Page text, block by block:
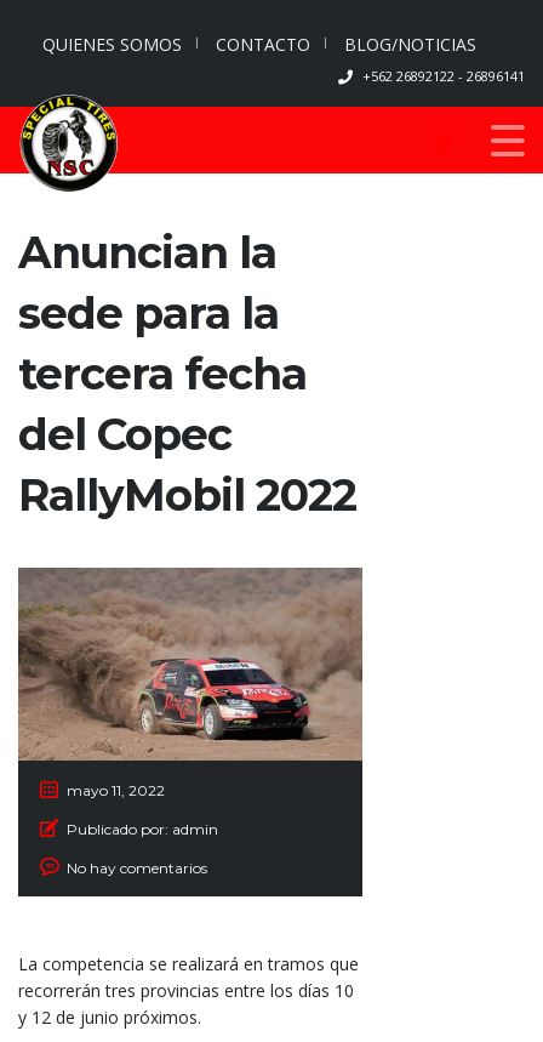
QUIENES SOMOS CONTACTO BLOG/NOTICIAS
+562 26892122 - 26896141
Anuncian la
sede para la
tercera fecha
del Copec
RallyMobil 2022
mayo 11, 2022
Publicado por: admin
No hay comentarios
La competencia se realizará en tramos que
recorrerán tres provincias entre los días 10
y 12 de junio próximos.